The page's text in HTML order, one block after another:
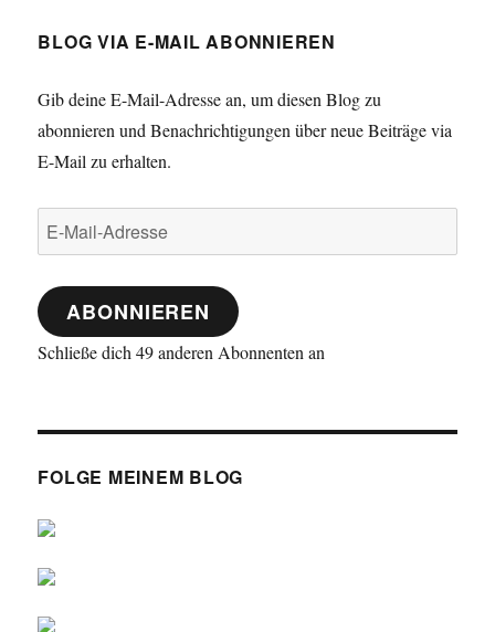
BLOG VIA E-MAIL ABONNIEREN
Gib deine E-Mail-Adresse an, um diesen Blog zu
abonnieren und Benachrichtigungen über neue Beiträge via
E-Mail zu erhalten.
E-
Mail-
Adresse
ABONNIEREN
Schließe dich 49 anderen Abonnenten an
FOLGE MEINEM BLOG